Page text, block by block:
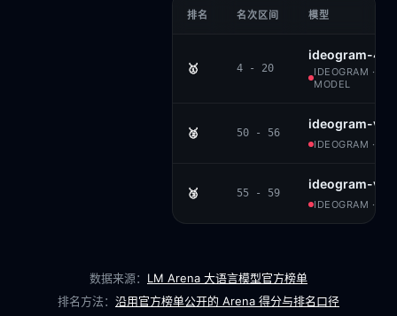
排名 名次区间 模型
🥇 4 - 20
ideogram-
IDEOGRAM ·
MODEL
🥈 50 - 56
ideogram-
IDEOGRAM ·
🥉 55 - 59
ideogram-v2
IDEOGRAM ·
数据来源： LM Arena 大语言模型官方榜单
排名方法： 沿用官方榜单公开的 Arena 得分与排名口径